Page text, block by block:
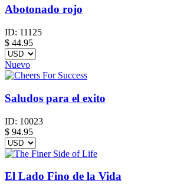
Abotonado rojo
ID: 11125
$ 44.95
Nuevo
Saludos para el exito
ID: 10023
$ 94.95
El Lado Fino de la Vida